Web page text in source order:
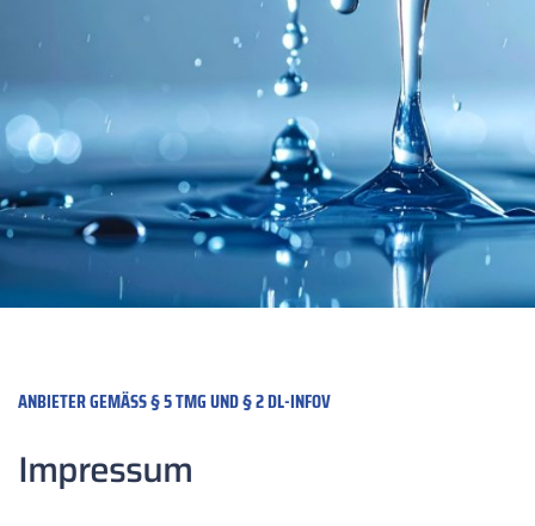
ANBIETER GEMÄSS § 5 TMG UND § 2 DL-INFOV
Impressum